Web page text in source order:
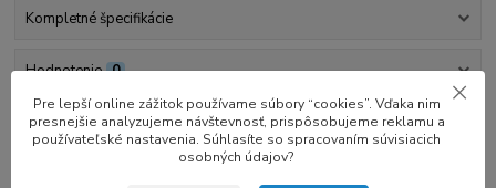
Kompletné špecifikácie
Hodnotenie 0
Kompletné špecifikácie
Pre lepší online zážitok používame súbory “cookies”. Vďaka nim
presnejšie analyzujeme návštevnosť, prispôsobujeme reklamu a
používateľské nastavenia. Súhlasíte so spracovaním súvisiacich
osobných údajov?